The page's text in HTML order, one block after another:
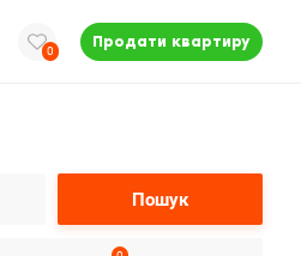
0
Продати квартиру
Пошук